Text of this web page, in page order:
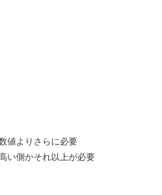
値よりさらに必要
い側かそれ以上が必要